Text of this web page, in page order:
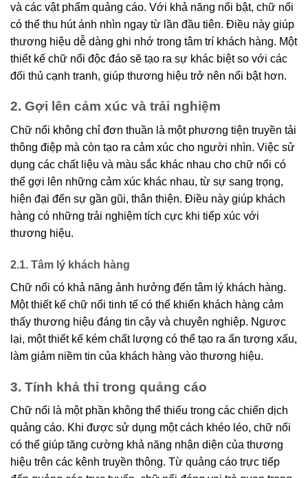
và các vật phẩm quảng cáo. Với khả năng nổi bật, chữ nổi
có thể thu hút ánh nhìn ngay từ lần đầu tiên. Điều này giúp
thương hiệu dễ dàng ghi nhớ trong tâm trí khách hàng. Một
thiết kế chữ nổi độc đáo sẽ tạo ra sự khác biệt so với các
đối thủ cạnh tranh, giúp thương hiệu trở nên nổi bật hơn.
2. Gợi lên cảm xúc và trải nghiệm
Chữ nổi không chỉ đơn thuần là một phương tiện truyền tải
thông điệp mà còn tạo ra cảm xúc cho người nhìn. Việc sử
dụng các chất liệu và màu sắc khác nhau cho chữ nổi có
thể gợi lên những cảm xúc khác nhau, từ sự sang trọng,
hiện đại đến sự gần gũi, thân thiện. Điều này giúp khách
hàng có những trải nghiệm tích cực khi tiếp xúc với
thương hiệu.
2.1. Tâm lý khách hàng
Chữ nổi có khả năng ảnh hưởng đến tâm lý khách hàng.
Một thiết kế chữ nổi tinh tế có thể khiến khách hàng cảm
thấy thương hiệu đáng tin cậy và chuyên nghiệp. Ngược
lại, một thiết kế kém chất lượng có thể tạo ra ấn tượng xấu,
làm giảm niềm tin của khách hàng vào thương hiệu.
3. Tính khả thi trong quảng cáo
Chữ nổi là một phần không thể thiếu trong các chiến dịch
quảng cáo. Khi được sử dụng một cách khéo léo, chữ nổi
có thể giúp tăng cường khả năng nhận diện của thương
hiệu trên các kênh truyền thông. Từ quảng cáo trực tiếp